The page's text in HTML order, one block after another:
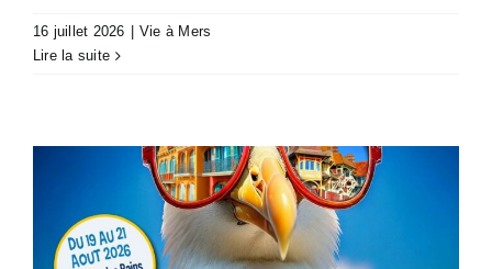
16 juillet 2026
Vie à Mers
Lire la suite